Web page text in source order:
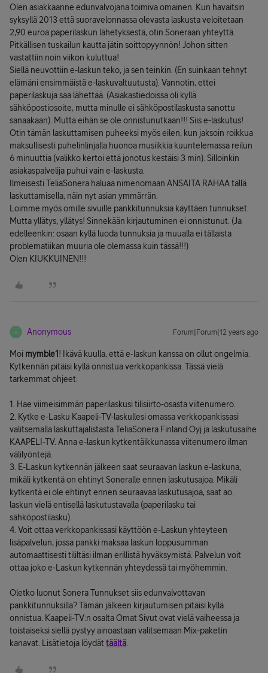
Olen asiakkaanne edunvalvojana toimiva omainen. Kun havaitsin
syksyllä 2013 että suoravelonnassa olevasta laskusta veloitetaan
2,90 euroa paperilaskun lähetyksestä, otin Soneraan yhteyttä.
Pitkällisen tuskailun kautta jätin soittopyynnön! Johon sitten
vastattiin noin viikon kuluttua!
Siellä neuvottiin e-laskun teko, ja sen teinkin. (En suinkaan tehnyt
elämäni ensimmäistä e-laskuvaltuutusta). Vannotin, ettei
paperilaskuja saa lähettää. (Asiakastiedoissa oli kyllä
sähköpostiosoite, mutta minulle ei sähköpostilaskusta sanottu
sanaakaan). Mutta eihän se ole onnistunutkaan!!! Siis e-laskutus!
Otin tämän laskuttamisen puheeksi myös eilen, kun jaksoin roikkua
maksullisesti puhelinlinjalla huonoa musiikkia kuuntelemassa reilun
6 minuuttia (valikko kertoi että jonotus kestäisi 3 min). Silloinkin
asiakaspalvelija puhui vain e-laskusta.
Ilmeisesti TeliaSonera haluaa nimenomaan ANSAITA RAHAA tällä
laskuttamisella, näin nyt asian ymmärrän.
Loimme myös omille sivuille pankkitunnuksia käyttäen tunnukset.
Mutta yllätys, yllätys! Sinnekään kirjautuminen ei onnistunut. (Ja
edelleenkin: osaan kyllä luoda tunnuksia ja muualla ei tällaista
problematiikan muuria ole olemassa kuin tässä!!!)
Olen KIUKKUINEN!!!
A Anonymous Forum|Forum|12 years ago
Moi mymble1 ! Ikävä kuulla, että e-laskun kanssa on ollut ongelmia.
Kytkennän pitäisi kyllä onnistua verkkopankissa. Tässä vielä
tarkemmat ohjeet:
1. Hae viimeisimmän paperilaskusi tilisiirto-osasta viitenumero.
2. Kytke e-Lasku Kaapeli-TV-laskullesi omassa verkkopankissasi
valitsemalla laskuttajalistasta TeliaSonera Finland Oyj ja laskutusaihe
KAAPELI-TV. Anna e-laskun kytkentäikkunassa viitenumero ilman
välilyöntejä.
3. E-Laskun kytkennän jälkeen saat seuraavan laskun e-laskuna,
mikäli kytkentä on ehtinyt Soneralle ennen laskutusajoa. Mikäli
kytkentä ei ole ehtinyt ennen seuraavaa laskutusajoa, saat ao.
laskun vielä entisellä laskutustavalla (paperilasku tai
sähköpostilasku).
4. Voit ottaa verkkopankissasi käyttöön e-Laskun yhteyteen
lisäpalvelun, jossa pankki maksaa laskun loppusumman
automaattisesti tililtäsi ilman erillistä hyväksymistä. Palvelun voit
ottaa joko e-Laskun kytkennän yhteydessä tai myöhemmin.
Oletko luonut Sonera Tunnukset siis edunvalvottavan
pankkitunnuksilla? Tämän jälkeen kirjautumisen pitäisi kyllä
onnistua. Kaapeli-TV:n osalta Omat Sivut ovat vielä vaiheessa ja
toistaiseksi siellä pystyy ainoastaan valitsemaan Mix-paketin
kanavat. Lisätietoja löydät täältä